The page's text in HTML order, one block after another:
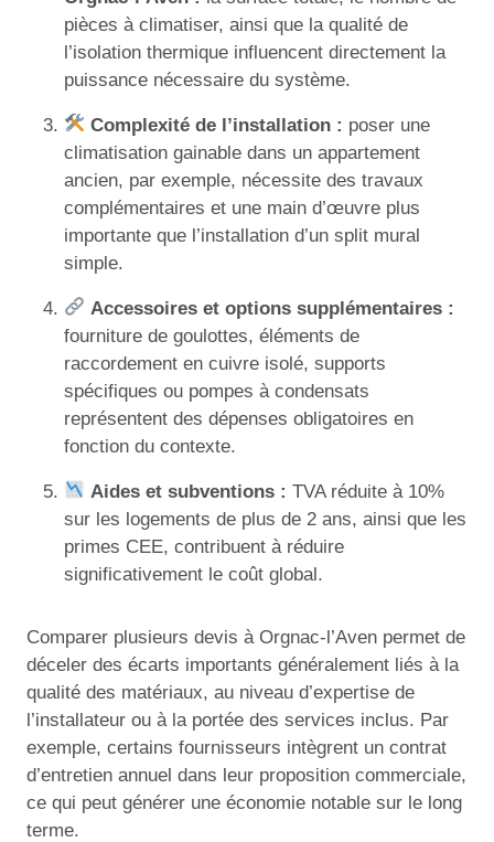
pièces à climatiser, ainsi que la qualité de
l’isolation thermique influencent directement la
puissance nécessaire du système.
Complexité de l’installation : poser une
climatisation gainable dans un appartement
ancien, par exemple, nécessite des travaux
complémentaires et une main d’œuvre plus
importante que l’installation d’un split mural
simple.
Accessoires et options supplémentaires :
fourniture de goulottes, éléments de
raccordement en cuivre isolé, supports
spécifiques ou pompes à condensats
représentent des dépenses obligatoires en
fonction du contexte.
Aides et subventions : TVA réduite à 10%
sur les logements de plus de 2 ans, ainsi que les
primes CEE, contribuent à réduire
significativement le coût global.
Comparer plusieurs devis à Orgnac-l’Aven permet de
déceler des écarts importants généralement liés à la
qualité des matériaux, au niveau d’expertise de
l’installateur ou à la portée des services inclus. Par
exemple, certains fournisseurs intègrent un contrat
d’entretien annuel dans leur proposition commerciale,
ce qui peut générer une économie notable sur le long
terme.